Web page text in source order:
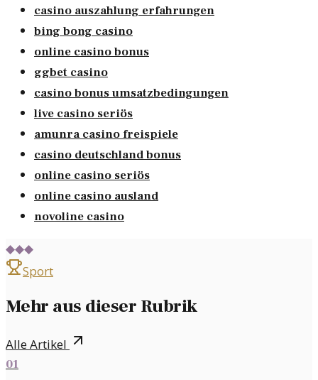
casino auszahlung erfahrungen
bing bong casino
online casino bonus
ggbet casino
casino bonus umsatzbedingungen
live casino seriös
amunra casino freispiele
casino deutschland bonus
online casino seriös
online casino ausland
novoline casino
◆◆◆
Sport
Mehr aus dieser Rubrik
Alle Artikel
01